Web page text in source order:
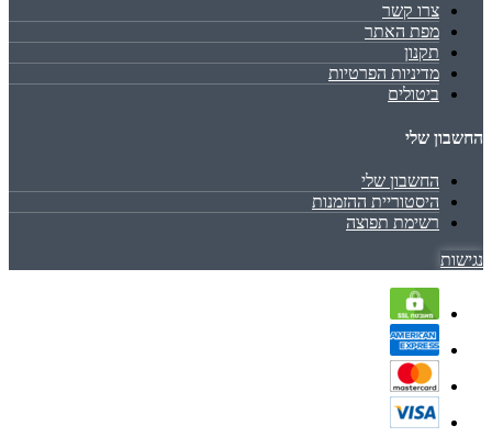
צרו קשר
מפת האתר
תקנון
מדיניות הפרטיות
ביטולים
החשבון שלי
החשבון שלי
היסטוריית ההזמנות
רשימת תפוצה
נגישות